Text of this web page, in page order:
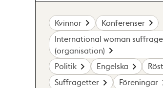
Kvinnor
Konferenser
International woman
(organisation)
Politik
Engelska
Suffragetter
Föreningar